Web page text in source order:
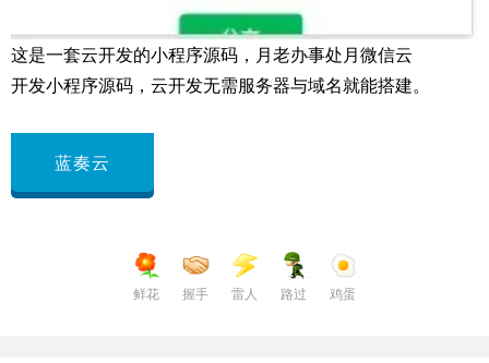
这是一套云开发的小程序源码，月老办事处月微信云
开发小程序源码，云开发无需服务器与域名就能搭建。
蓝奏云
鲜花 握手 雷人 路过 鸡蛋